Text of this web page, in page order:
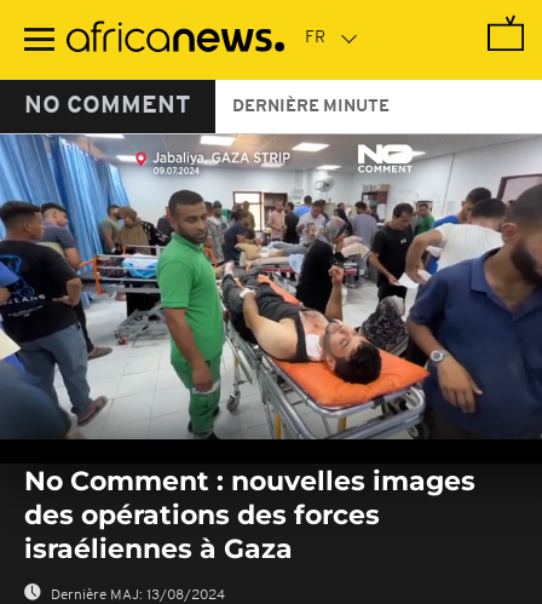
contenu
NO COMMENT DERNIÈRE MINUTE
seconds
seconds
No Comment : nouvelles images
des opérations des forces
israéliennes à Gaza
Dernière MAJ: 13/08/2024